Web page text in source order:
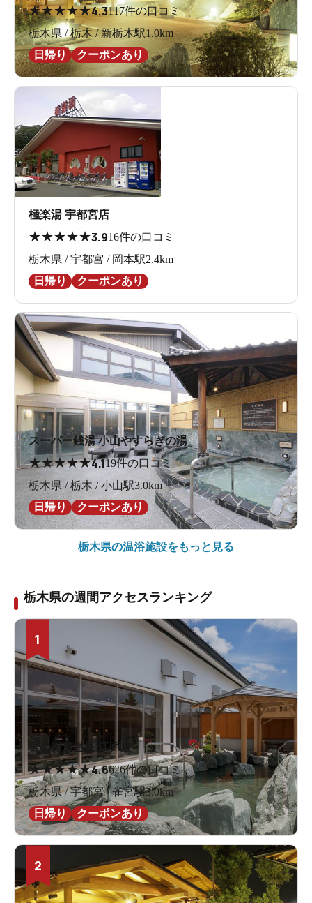
★★★★★4.3117件の口コミ
栃木県 / 栃木 / 新栃木駅1.0km
日帰り
クーポンあり
極楽湯 宇都宮店
★★★★★3.916件の口コミ
栃木県 / 宇都宮 / 岡本駅2.4km
日帰り
クーポンあり
スーパー銭湯 小山やすらぎの湯
★★★★★4.119件の口コミ
栃木県 / 栃木 / 小山駅3.0km
日帰り
クーポンあり
栃木県の温浴施設をもっと見る
栃木県の週間アクセスランキング
1
宮の街道温泉 江戸遊
★★★★★4.6626件の口コミ
栃木県 / 宇都宮 / 雀宮駅3.0km
日帰り
クーポンあり
2